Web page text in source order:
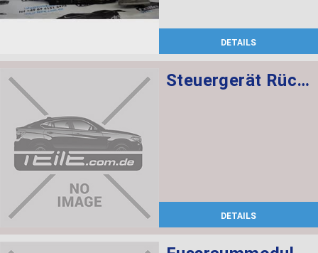
DETAILS
Steuergerät Rückfahrkamera
DETAILS